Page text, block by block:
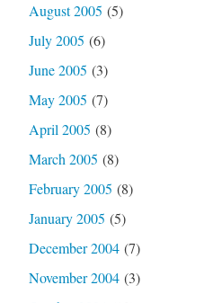
August 2005 (5)
July 2005 (6)
June 2005 (3)
May 2005 (7)
April 2005 (8)
March 2005 (8)
February 2005 (8)
January 2005 (5)
December 2004(7)
November 2004(3)